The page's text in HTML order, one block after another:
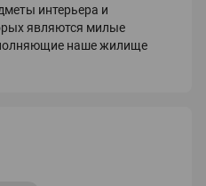
интерьера и
являются милые
наше жилище